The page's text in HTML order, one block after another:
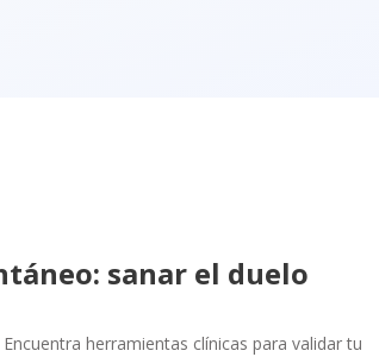
sanar el duelo
herramientas clínicas para validar tu